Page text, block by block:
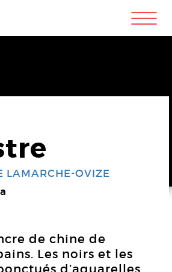
m
LAMARCHE-OVIZE
de chine de
Les noirs et les
d’aquarelles